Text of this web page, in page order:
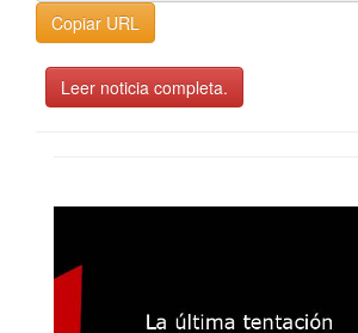
Copiar URL
Leer noticia completa.